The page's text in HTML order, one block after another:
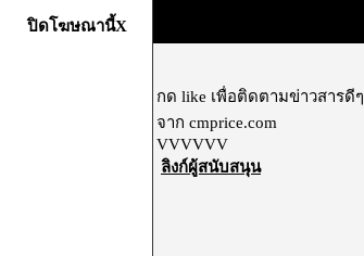
กด like เพื่อติดตามข่าวสารดีๆ
จาก cmprice.com
VVVVVV
ลิงก์ผู้สนับสนุน
ปิดโฆษณานี้X